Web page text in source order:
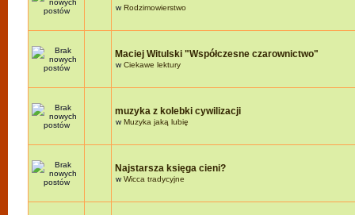
wRodzimowierstwo
Maciej Witulski "Współczesne czarownictwo"
wCiekawe lektury
muzyka z kolebki cywilizacji
wMuzyka jaką lubię
Najstarsza księga cieni?
wWicca tradycyjne